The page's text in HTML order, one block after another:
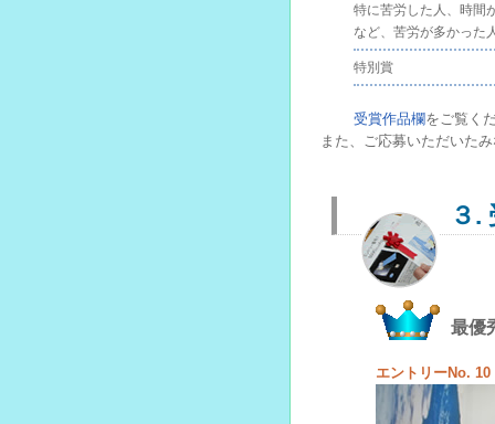
特に苦労した人、時間
など、苦労が多かった
特別賞
受賞作品欄をご覧く
また、ご応募いただいた
３.
最優
エントリーNo.